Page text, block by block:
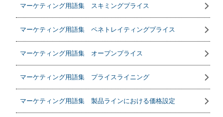
マーケティング用語集 スキミングプライス
マーケティング用語集 ペネトレイティングプライス
マーケティング用語集 オープンプライス
マーケティング用語集 プライスライニング
マーケティング用語集 製品ラインにおける価格設定